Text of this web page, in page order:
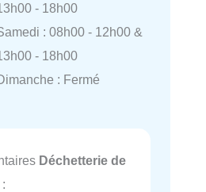
- 18h00
: 08h00 - 12h00 &
- 18h00
: Fermé
Déchetterie de
: